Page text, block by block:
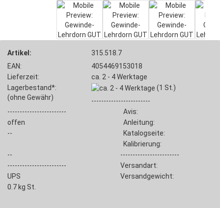
Artikel:
315.518.7
EAN:
4054469153018
Lieferzeit:
ca. 2 - 4 Werktage
Lagerbestand*:
(ohne Gewähr)
(1 St.)
------------------------
------------------------
Avis:
offen
Anleitung:
--
Katalogseite:
Kalibrierung:
--
------------------------
------------------------
Versandart:
UPS
Versandgewicht:
0.7 kg St.